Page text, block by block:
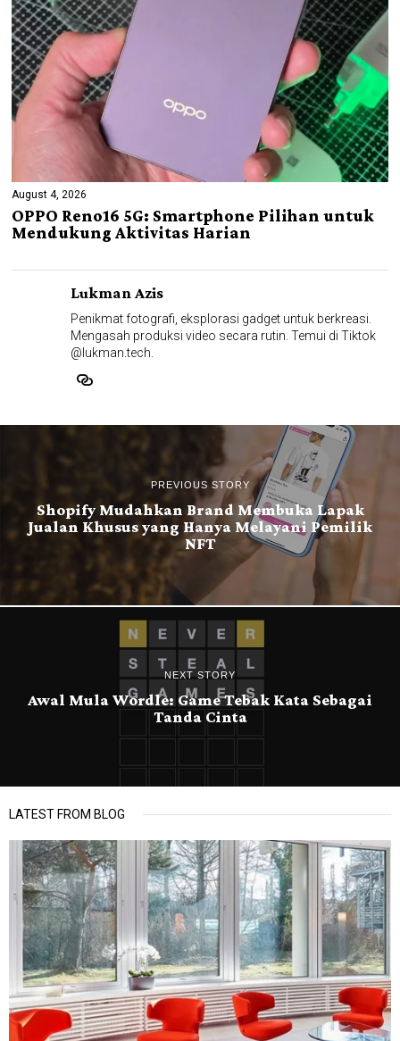
August 4, 2026
OPPO Reno16 5G: Smartphone Pilihan untuk
Mendukung Aktivitas Harian
Lukman Azis
Penikmat fotografi, eksplorasi gadget untuk berkreasi.
Mengasah produksi video secara rutin. Temui di Tiktok
@lukman.tech.
PREVIOUS STORY
Shopify Mudahkan Brand Membuka Lapak
Jualan Khusus yang Hanya Melayani Pemilik
NFT
NEXT STORY
Awal Mula Wordle: Game Tebak Kata Sebagai
Tanda Cinta
LATEST FROM BLOG